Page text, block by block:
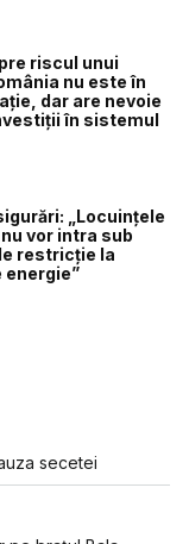
riscul unui
nu este în
dar are nevoie
în sistemul
„Locuințele
vor intra sub
restricție la
energie”
secetei